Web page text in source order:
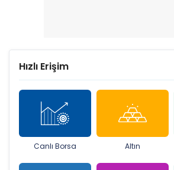
Hızlı Erişim
Canlı Borsa Altın